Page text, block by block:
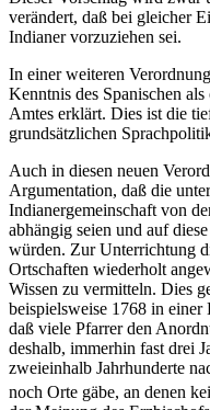
verändert, daß bei gleicher
Indianer vorzuziehen sei.
In einer weiteren
Kenntnis des Spanischen
Amtes erklärt. Dies ist die
grundsätzlichen
Auch in diesen neuen
Argumentation, daß die
Indianergemeinschaft von
abhängig seien und auf
würden. Zur Unterrichtung
Ortschaften wiederholt
Wissen zu vermitteln. Dies
beispielsweise 1768 in
daß viele Pfarrer den
deshalb, immerhin fast drei
zweieinhalb Jahrhunderte
noch Orte gäbe, an denen